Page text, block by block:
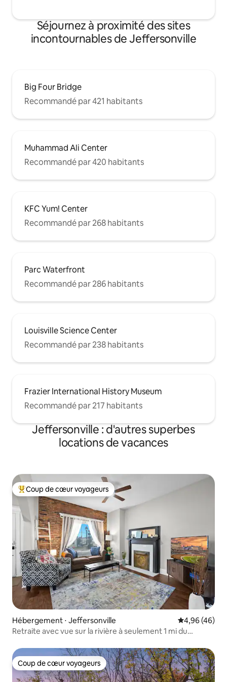
Séjournez à proximité des sites
incontournables de Jeffersonville
Big Four Bridge
Recommandé par 421 habitants
Muhammad Ali Center
Recommandé par 420 habitants
KFC Yum! Center
Recommandé par 268 habitants
Parc Waterfront
Recommandé par 286 habitants
Louisville Science Center
Recommandé par 238 habitants
Frazier International History Museum
Recommandé par 217 habitants
Jeffersonville : d'autres superbes
locations de vacances
Coups de cœur voyageurs les plus appréciés
Coup de cœur voyageurs
Hébergement ⋅ Jeffersonville Évaluation
4,96 (46)
Retraite avec vue sur la rivière à seulement 1 mi du
Coup de cœur voyageurs
Coup de cœur voyageurs